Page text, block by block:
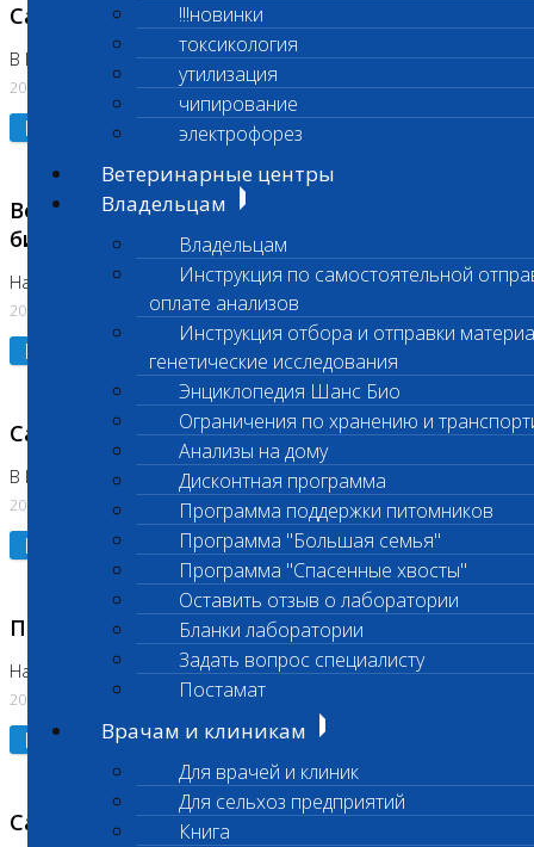
!!!новинки
токсикология
утилизация
чипирование
электрофорез
Ветеринарные центры
Владельцам
Владельцам
Инструкция по самостоятельной
оплате анализов
Инструкция отбора и отправки
генетические исследования
Энциклопедия Шанс Био
Ограничения по хранению и
Анализы на дому
Дисконтная программа
Программа поддержки питомников
Программа "Большая семья"
Программа "Спасенные хвосты"
Оставить отзыв о лаборатории
Бланки лаборатории
Задать вопрос специалисту
Постамат
Врачам и клиникам
Для врачей и клиник
Для сельхоз предприятий
Книга
Санитарный день
В Бутово 21.07.2026
20.07.2026
Подробнее
Возобновлено выполнение срочных
биохимических исследований
На Нагорной
20.07.2026
Подробнее
Санитарный день
В Коломне 20.07.2026
20.07.2026
Подробнее
Приостановлено выполнение исследования
На Нагорной
20.07.2026
Подробнее
Санитарный день